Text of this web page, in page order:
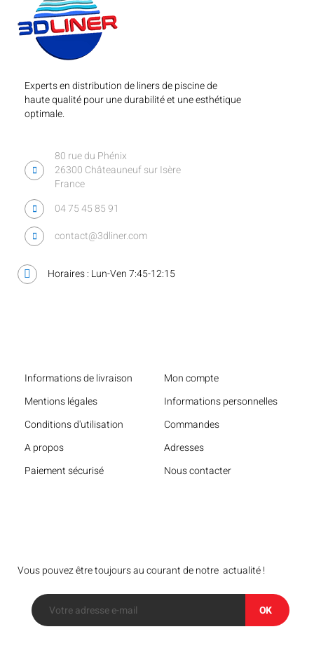
Experts en distribution de liners de piscine de
haute qualité pour une durabilité et une esthétique
optimale.
80 rue du Phénix
26300 Châteauneuf sur Isère
France
04 75 45 85 91
contact@3dliner.com
Horaires : Lun-Ven 7:45-12:15
Informations de livraison
Mentions légales
Conditions d'utilisation
A propos
Paiement sécurisé
Mon compte
Informations personnelles
Commandes
Adresses
Nous contacter
Vous pouvez être toujours au courant de notre actualité !
OK